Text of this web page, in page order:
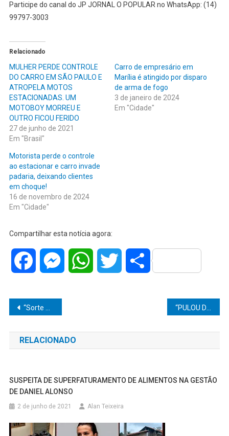
Participe do canal do JP JORNAL O POPULAR no WhatsApp: (14)
99797-3003
Relacionado
MULHER PERDE CONTROLE
DO CARRO EM SÃO PAULO E
ATROPELA MOTOS
ESTACIONADAS. UM
MOTOBOY MORREU E
OUTRO FICOU FERIDO
27 de junho de 2021
Em "Brasil"
Carro de empresário em
Marília é atingido por disparo
de arma de fogo
3 de janeiro de 2024
Em "Cidade"
Motorista perde o controle
ao estacionar e carro invade
padaria, deixando clientes
em choque!
16 de novembro de 2024
Em "Cidade"
Compartilhar esta notícia agora:
Facebook MessengerWhatsAppTwitter Share
Navegação
de
Post
“Sorte grande em Pirajuí”: aposta feita na cidade leva mais de R$ 280 mil na Lotofácil
RELACIONADO
SUSPEITA DE SUPERFATURAMENTO DE ALIMENTOS NA GESTÃO
DE DANIEL ALONSO
2 de junho de 2021 Alan Teixeira